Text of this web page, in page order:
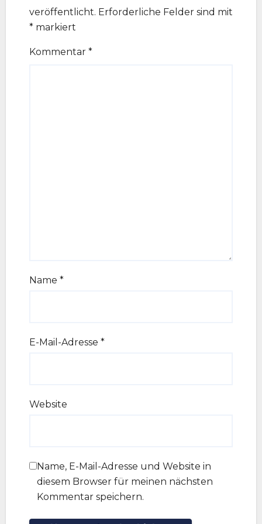
veröffentlicht. Erforderliche Felder sind mit
* markiert
Kommentar *
Name *
E-Mail-Adresse *
Website
Name, E-Mail-Adresse und Website in
diesem Browser für meinen nächsten
Kommentar speichern.